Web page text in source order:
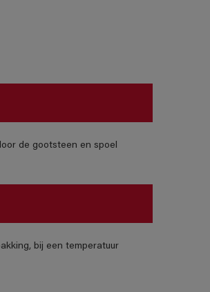
de gootsteen en spoel
bij een temperatuur